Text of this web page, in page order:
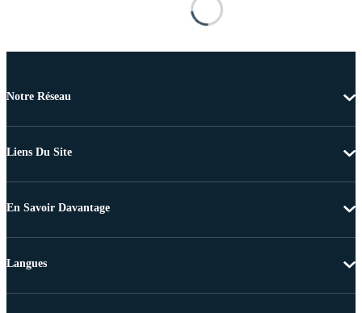
Notre Réseau
Liens Du Site
En Savoir Davantage
Langues